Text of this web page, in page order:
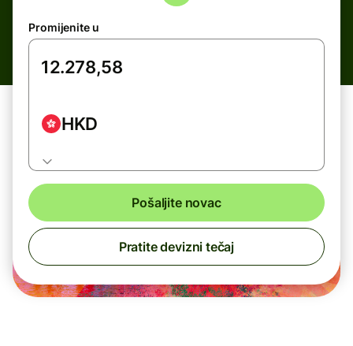
Promijenite u
HKD
Pošaljite novac
Pratite devizni tečaj